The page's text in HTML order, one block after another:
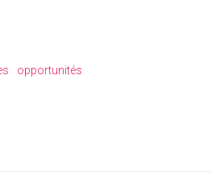
opportunités